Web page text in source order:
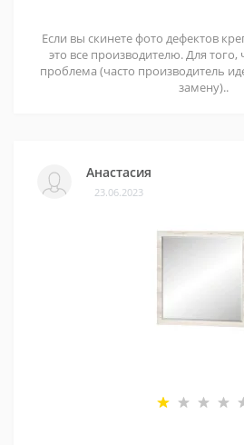
Если вы скинете фото дефектов
это все производителю. Для
проблема (часто производитель
замену)..
Анастасия
23.06.2023